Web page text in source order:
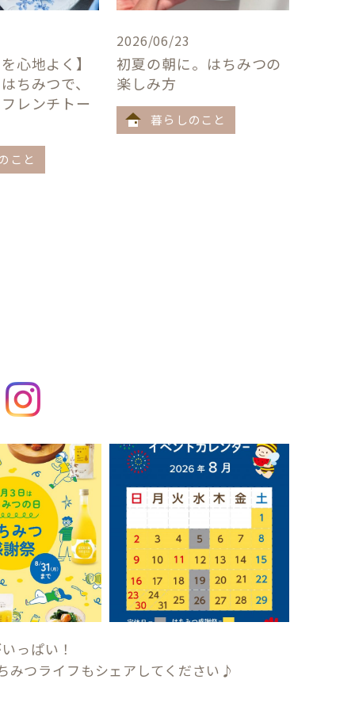
心地よく】
ちみつで、
レンチトー
こと
2026/06/23
初夏の朝に。はちみつの
楽しみ方
暮らしのこと
っぱい！
みつライフもシェアしてください♪